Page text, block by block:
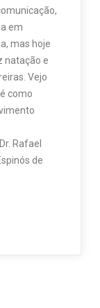
em
mas hoje
natação e
Vejo
como
Rafael
de